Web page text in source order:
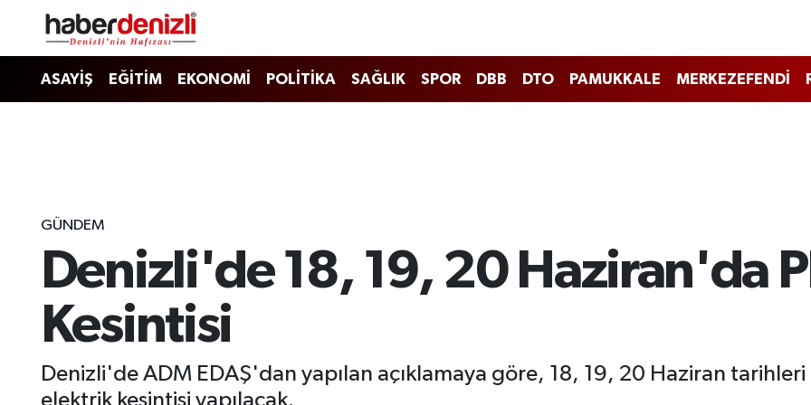
ASAYİŞ EĞİTİM EKONOMİ POLİTİKA SAĞLIK SPOR DBB DTO PAMUKKALE MERKEZEFENDİ
GÜNDEM
Denizli'de 18, 19, 20 Haziran'da
Kesintisi
Denizli'de ADM EDAŞ'dan yapılan açıklamaya göre, 18, 19, 20 Haziran
elektrik kesintisi yapılacak.
Denizli Nöbetçi Eczaneler
Tüm Manşetler
Haber Arşivi